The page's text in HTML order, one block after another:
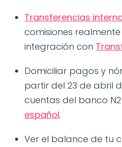
Transferencias
comisiones
integración con
Domiciliar pagos y
partir del 23 de abril
cuentas del banco
español.
Ver el balance de tu